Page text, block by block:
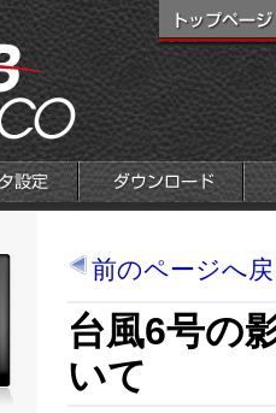
前のページへ
台風6号の
いて